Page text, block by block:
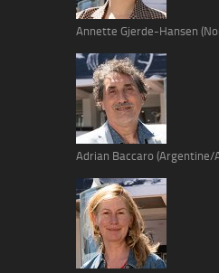
Annette Gjerde-Hansen
Adrian Baccaro (Argentine/